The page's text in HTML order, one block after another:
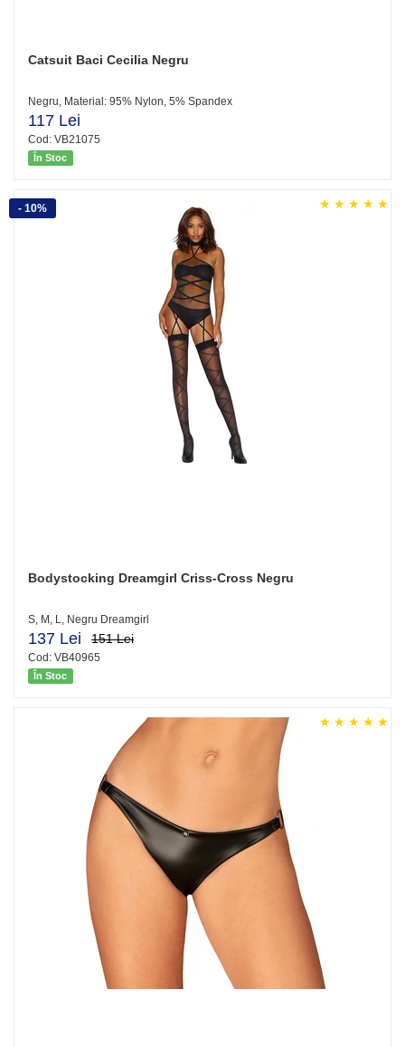
Catsuit Baci Cecilia Negru
Negru, Material: 95% Nylon, 5% Spandex
117 Lei
Cod: VB21075
În Stoc
Bodystocking Dreamgirl Criss-Cross Negru
S, M, L, Negru Dreamgirl
137 Lei 151 Lei
Cod: VB40965
În Stoc
- 10%